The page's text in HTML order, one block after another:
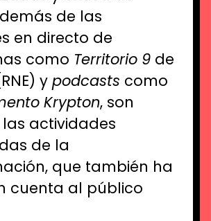
de las
en directo de
como Territorio 9 de
y podcasts como
Krypton, son
actividades
de la
que también ha
cuenta al público